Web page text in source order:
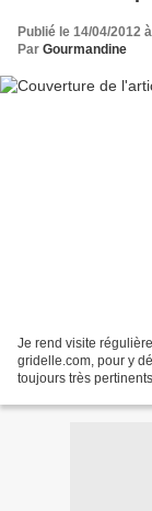
Publié le 14/04/2012
Par Gourmandine
Je rend visite
gridelle.com, pour y
toujours très